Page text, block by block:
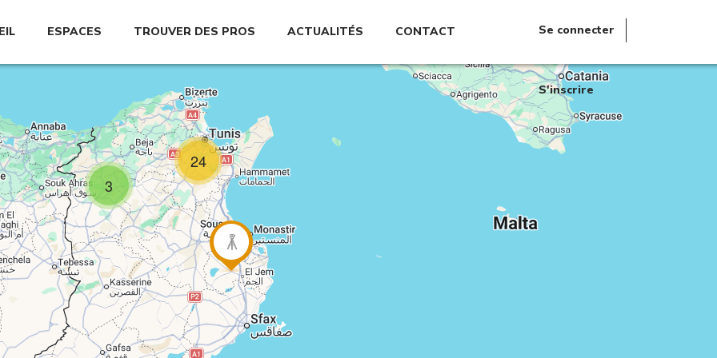
ESPACES TROUVER DES PROS ACTUALITÉS CONTACT Se connecter
S'inscrire
3
24